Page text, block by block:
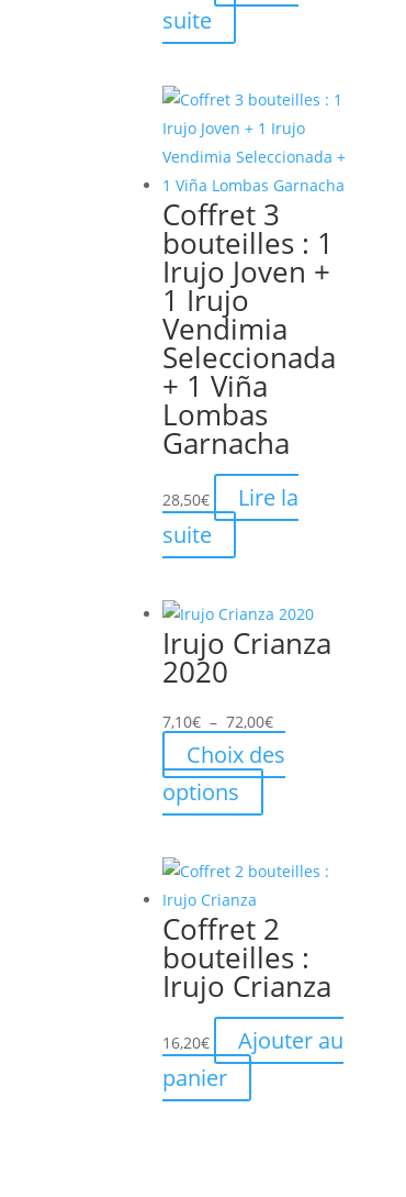
suite
Coffret 3
bouteilles : 1
Irujo Joven +
1 Irujo
Vendimia
Seleccionada
+ 1 Viña
Lombas
Garnacha
28,50€
Lire la
suite
Irujo Crianza
2020
7,10€ – 72,00€Plage
de
prix :
72,00€
Choix des
options
produit
plusieurs
Les
options
peuvent
être
choisies
Coffret 2
bouteilles :
Irujo Crianza
16,20€
Ajouter au
panier